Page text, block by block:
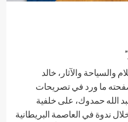
والسياحة والآثار، خالد
ما ورد في تصريحات
الله حمدوك، على خلفية
ندوة في العاصمة البريطانية